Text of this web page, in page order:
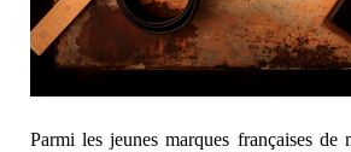
Parmi les jeunes marques françaises de